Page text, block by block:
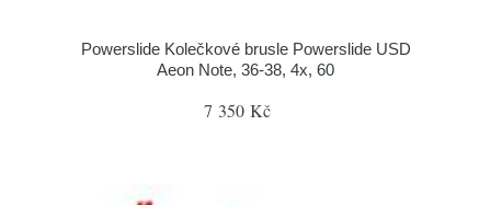
Powerslide Kolečkové brusle Powerslide USD
Aeon Note, 36-38, 4x, 60
7 350 Kč